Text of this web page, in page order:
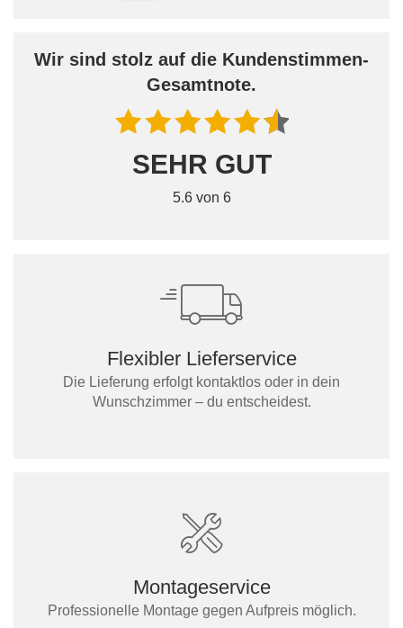
Wir sind stolz auf die Kundenstimmen-
Gesamtnote.
SEHR GUT
5.6 von 6
Flexibler Lieferservice
Die Lieferung erfolgt kontaktlos oder in dein
Wunschzimmer – du entscheidest.
Montageservice
Professionelle Montage gegen Aufpreis möglich.